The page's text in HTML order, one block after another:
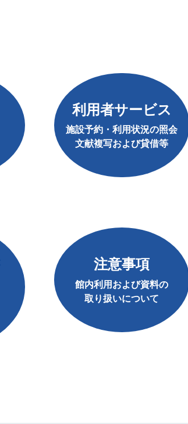
利用者サービス
施設予約・利用状況の照会
文献複写および貸借等
注意事項
館内利用および資料の
取り扱いについて